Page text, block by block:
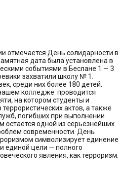
отмечается День солидарности в
дата была установлена в
событиями в Беслане 1 — 3
захватили школу № 1.
среди них более 180 детей.
колледже проводится
на котором студенты и
актов, а также
погибших при выполнении
остаётся одной из серьёзнейших
современности. День
символизирует единение
единой цели — полного
явления, как терроризм.